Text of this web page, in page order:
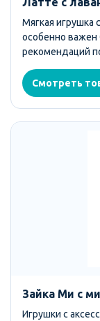
Мягкая игрушка
особенно
рекомендаций
Смотреть
Зайка Ми с
Игрушки с